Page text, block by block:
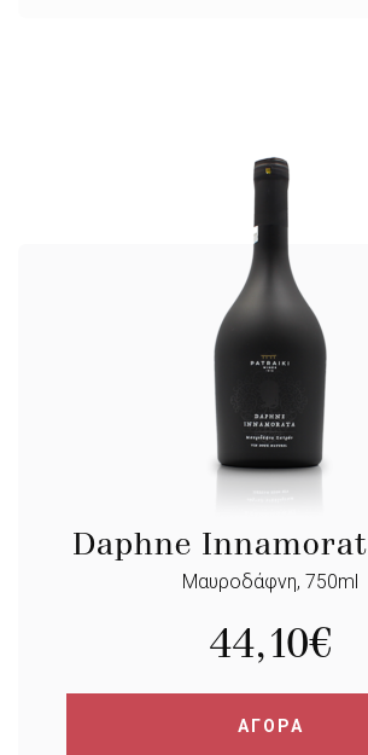
Daphne
Μαυροδάφνη, 750ml
44,10€
ΑΓΟΡΑ